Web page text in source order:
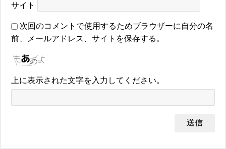
サイト
次回のコメントで使用するためブラウザーに自分の名
前、メールアドレス、サイトを保存する。
上に表示された文字を入力してください。